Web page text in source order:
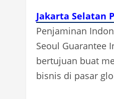
Jakarta Selatan
Penjaminan
Seoul Guarantee
bertujuan buat
bisnis di pasar